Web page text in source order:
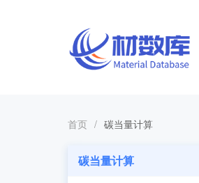
首页 / 碳当量计算
碳当量计算